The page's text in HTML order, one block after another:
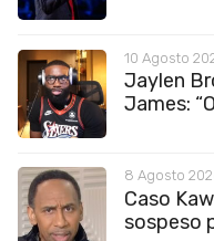
10 Agosto
Jaylen
James:
8 Agosto
Caso
sospeso